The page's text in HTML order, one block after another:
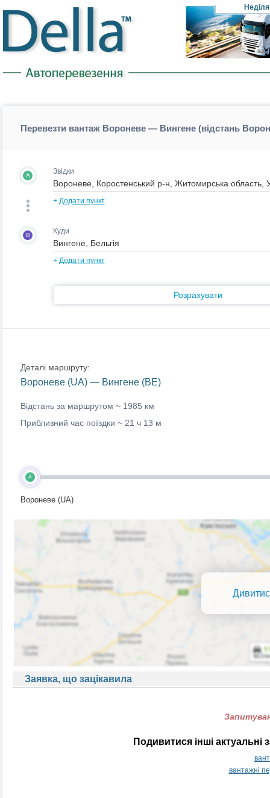
Неділя
Перевезти вантаж Вороневе — Вингене (відстань
A Звідки
+ Додати пункт
B Куди
+ Додати пункт
Розрахувати
Деталі маршруту:
Вороневе (UA) — Вингене (BE)
Відстань за маршрутом ~ 1985 км
Приблизний час поїздки ~ 21 ч 13 м
A
Вороневе (UA)
Заявка, що зацікавила
Подивитися інші
вантажні